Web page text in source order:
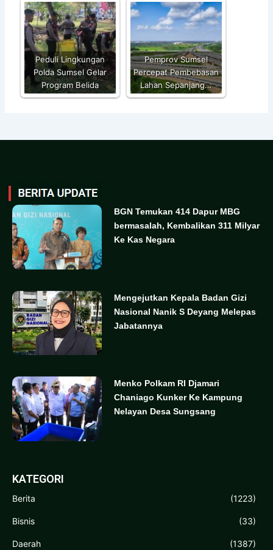
Peduli Lingkungan
Polda Sumsel Gelar
Program Belida
Pemprov Sumsel
Percepat Pembebasan
Lahan Sepanjang…
BGN Temukan 414 Dapur MBG
bermasalah, Kembalikan 311 Milyar
Ke Kas Negara
Mengejutkan Kepala Badan Gizi
Nasional Nanik S Deyang Melepas
Jabatannya
Menko Polkam RI Djamari
Chaniago Kunker Ke Kampung
Nelayan Desa Sungsang
KATEGORI
Berita (1223)
Bisnis (33)
Daerah (1387)